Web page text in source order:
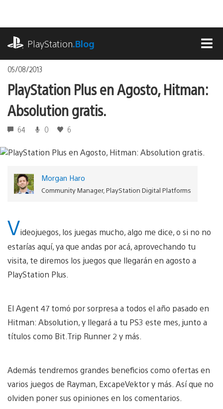
contenido
PlayStation.Blog
05/08/2013
PlayStation Plus en Agosto, Hitman:
Absolution gratis.
64 0 6
Morgan Haro
Community Manager, PlayStation Digital Platforms
Videojuegos, los juegas mucho, algo me dice, o si no no
estarías aquí, ya que andas por acá, aprovechando tu
visita, te diremos los juegos que llegarán en agosto a
PlayStation Plus.
El Agent 47 tomó por sorpresa a todos el año pasado en
Hitman: Absolution, y llegará a tu PS3 este mes, junto a
títulos como Bit.Trip Runner 2 y más.
Además tendremos grandes beneficios como ofertas en
varios juegos de Rayman, ExcapeVektor y más. Así que no
olviden poner sus opiniones en los comentarios.